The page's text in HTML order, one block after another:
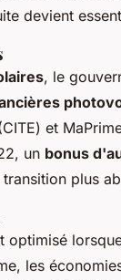
devient
, le
et
un bonus
plus
optimisé
les